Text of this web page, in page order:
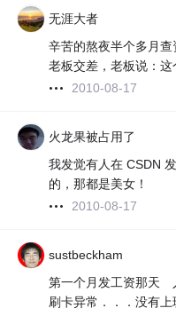
无涯大者
辛苦的熬夜半个多月
老板交差，老板说：这
2010-08-17
火龙果被占用了
我发觉有人在 CSDN
的，那都是美女！
2010-08-17
sustbeckham
第一个月发工资那天
刷卡异常．．．没有